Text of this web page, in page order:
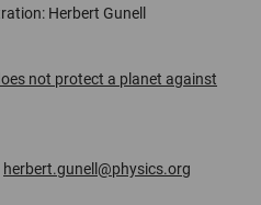
Herbert Gunell
not protect a planet against
herbert.gunell@physics.org